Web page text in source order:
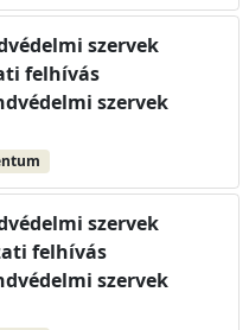
szervek
felhívás
szervek
szervek
felhívás
szervek